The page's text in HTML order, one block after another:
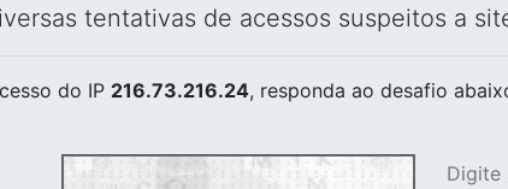
tentativas de acessos suspeitos a
do IP 216.73.216.24, responda ao desafio
Digite